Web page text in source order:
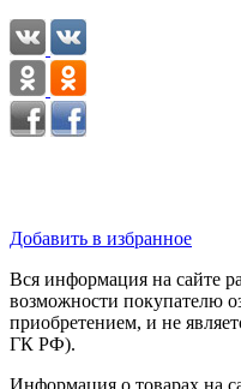
Добавить в избранное
Вся информация на сайте
возможности покупателю
приобретением, и не
ГК РФ).
Информация о товарах на